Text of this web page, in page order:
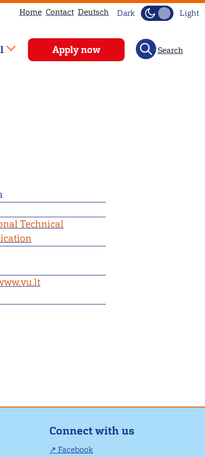
Home Contact Deutsch Dark Light
Apply now Search
Technical
Connect with us
Facebook